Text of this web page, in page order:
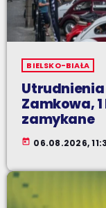
BIELSKO-BIAŁA
Utrudnienia
Zamkowa,
zamykane
today 06.08.2026,